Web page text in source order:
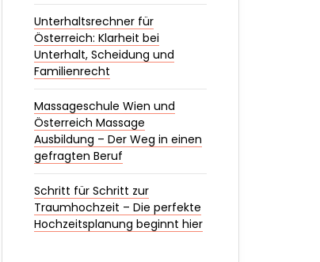
Unterhaltsrechner für
Österreich: Klarheit bei
Unterhalt, Scheidung und
Familienrecht
Massageschule Wien und
Österreich Massage
Ausbildung – Der Weg in einen
gefragten Beruf
Schritt für Schritt zur
Traumhochzeit – Die perfekte
Hochzeitsplanung beginnt hier